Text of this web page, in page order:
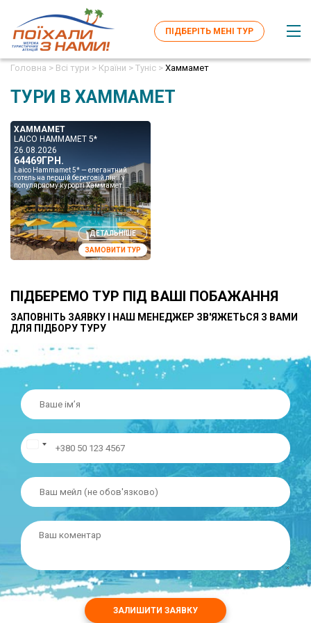
ПІДБЕРІТЬ МЕНІ ТУР
Головна > Всі тури > Країни > Туніс > Хаммамет
ТУРИ В ХАММАМЕТ
ХАММАМЕТ
LAICO HAMMAMET 5*
26.08.2026
64469ГРН.
Laico Hammamet 5* — елегантний
готель на першій береговій лінії у
популярному курорті Хаммамет.
Простора зелена територія, власний
піщаний пляж, великі ба...
ДЕТАЛЬНІШЕ
ЗАМОВИТИ ТУР
ПІДБЕРЕМО ТУР ПІД ВАШІ ПОБАЖАННЯ
ЗАПОВНІТЬ ЗАЯВКУ І НАШ МЕНЕДЖЕР ЗВ'ЯЖЕТЬСЯ З ВАМИ
ДЛЯ ПІДБОРУ ТУРУ
ЗАЛИШИТИ ЗАЯВКУ